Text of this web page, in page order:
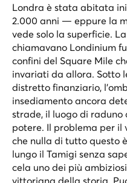
Londra è stata abitata
2.000 anni — eppure la
vede solo la superficie.
chiamavano Londinium
confini del Square Mile
invariati da allora. Sotto
distretto finanziario,
insediamento ancora
strade, il luogo di raduno
potere. Il problema per
che nulla di tutto questo
lungo il Tamigi senza
cela uno dei più
vittoriana della storia.